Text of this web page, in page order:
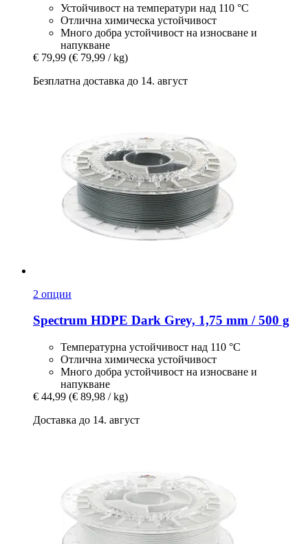
Устойчивост на температури над 110 °C
Отлична химическа устойчивост
Много добра устойчивост на износване и
напукване
€ 79,99 (€ 79,99 / kg)
Безплатна доставка до 14. август
2 опции
Spectrum HDPE Dark Grey, 1,75 mm / 500 g
Температурна устойчивост над 110 °C
Отлична химическа устойчивост
Много добра устойчивост на износване и
напукване
€ 44,99 (€ 89,98 / kg)
Доставка до 14. август